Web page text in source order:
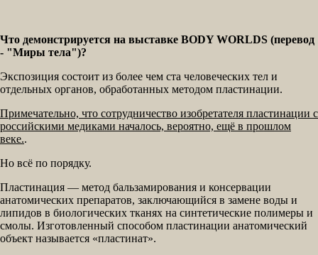
Что демонстрируется на выставке BODY WORLDS (перевод
- "Миры тела")?
Экспозиция состоит из более чем ста человеческих тел и
отдельных органов, обработанных методом пластинации.
Примечательно, что сотрудничество изобретателя пластинации с
российскими медиками началось, вероятно, ещё в прошлом
веке..
Но всё по порядку.
Пластинация — метод бальзамирования и консервации
анатомических препаратов, заключающийся в замене воды и
липидов в биологических тканях на синтетические полимеры и
смолы. Изготовленный способом пластинации анатомический
объект называется «пластинат».